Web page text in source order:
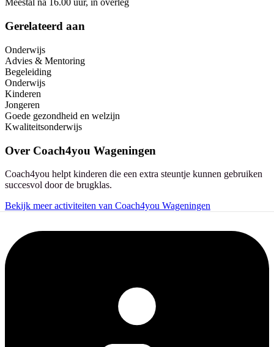
Meestal na 16.00 uur, in overleg
Gerelateerd aan
Onderwijs
Advies & Mentoring
Begeleiding
Onderwijs
Kinderen
Jongeren
Goede gezondheid en welzijn
Kwaliteitsonderwijs
Over Coach4you Wageningen
Coach4you helpt kinderen die een extra steuntje kunnen gebruiken
succesvol door de brugklas.
Bekijk meer activiteiten van Coach4you Wageningen